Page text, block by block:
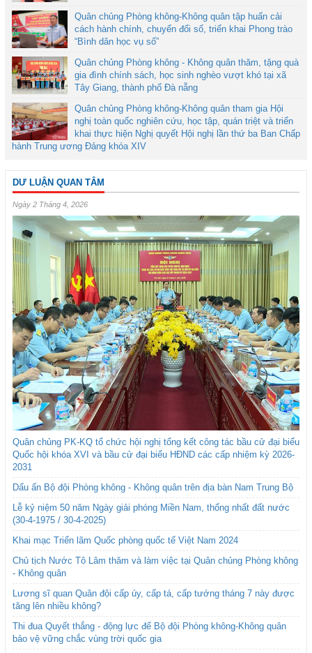
Quân chủng Phòng không-Không quân tập huấn cải
cách hành chính, chuyển đổi số, triển khai Phong trào
“Bình dân học vụ số”
Quân chủng Phòng không - Không quân thăm, tặng quà
gia đình chính sách, học sinh nghèo vượt khó tại xã
Tây Giang, thành phố Đà nẵng
Quân chủng Phòng không-Không quân tham gia Hội
nghị toàn quốc nghiên cứu, học tập, quán triệt và triển
khai thực hiện Nghị quyết Hội nghị lần thứ ba Ban Chấp
hành Trung ương Đảng khóa XIV
DƯ LUẬN QUAN TÂM
Ngày 2 Tháng 4, 2026
Quân chủng PK-KQ tổ chức hội nghị tổng kết công tác bầu cử đại biểu
Quốc hội khóa XVI và bầu cử đại biểu HĐND các cấp nhiệm kỳ 2026-
2031
Dấu ấn Bộ đội Phòng không - Không quân trên địa bàn Nam Trung Bộ
Lễ kỷ niệm 50 năm Ngày giải phóng Miền Nam, thống nhất đất nước
(30-4-1975 / 30-4-2025)
Khai mạc Triển lãm Quốc phòng quốc tế Việt Nam 2024
Chủ tịch Nước Tô Lâm thăm và làm việc tại Quân chủng Phòng không
- Không quân
Lương sĩ quan Quân đội cấp úy, cấp tá, cấp tướng tháng 7 này được
tăng lên nhiều không?
Thi đua Quyết thắng - động lực để Bộ đội Phòng không-Không quân
bảo vệ vững chắc vùng trời quốc gia